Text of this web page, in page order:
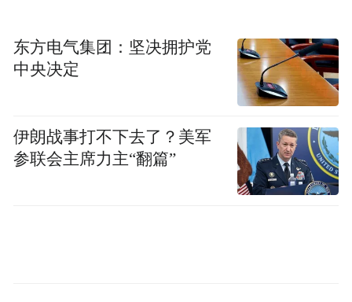
东方电气集团：坚决拥护党
中央决定
伊朗战事打不下去了？美军
参联会主席力主“翻篇”